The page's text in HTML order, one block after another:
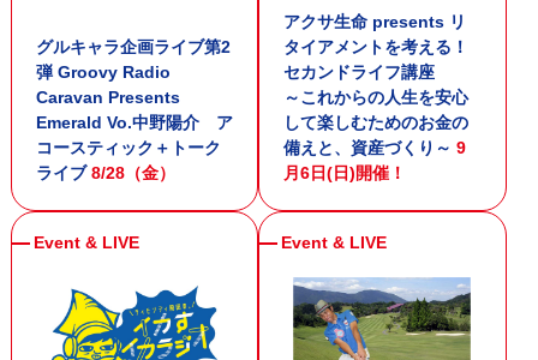
グルキャラ企画ライブ第2
弾 Groovy Radio
Caravan Presents
Emerald Vo.中野陽介 ア
コースティック＋トーク
ライブ8/28（金）
アクサ生命 presents リ
タイアメントを考える！
セカンドライフ講座
～これからの人生を安心
して楽しむためのお金の
備えと、資産づくり～9
月6日(日)開催！